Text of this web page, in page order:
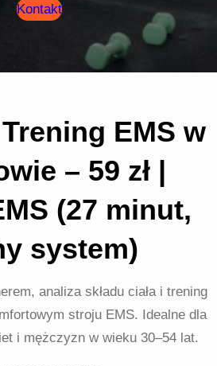
Kontakt
EMS w
– 59 zł |
(27 minut,
system)
analiza składu ciała i trening
stroju EMS. Idealne dla
i mężczyzn w wieku 30–54 lat.